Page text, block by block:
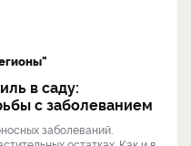
в саду:
с заболеванием
заболеваний.